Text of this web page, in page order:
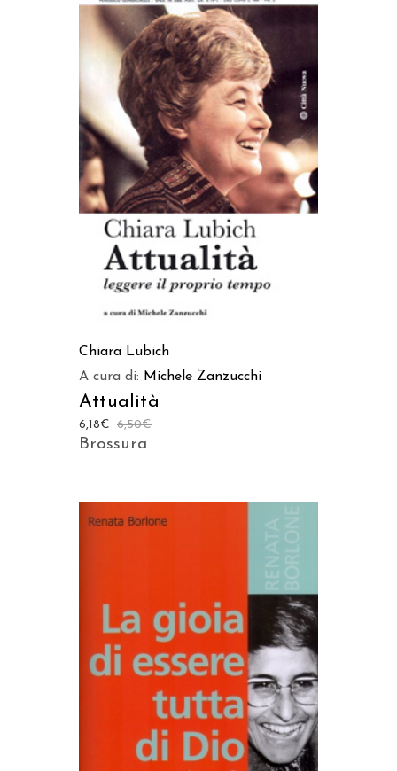
AGGIUNGI AL CARRELLO
Chiara Lubich
A cura di: Michele Zanzucchi
Attualità
6,50€
6,18€
Brossura
AGGIUNGI AL CARRELLO